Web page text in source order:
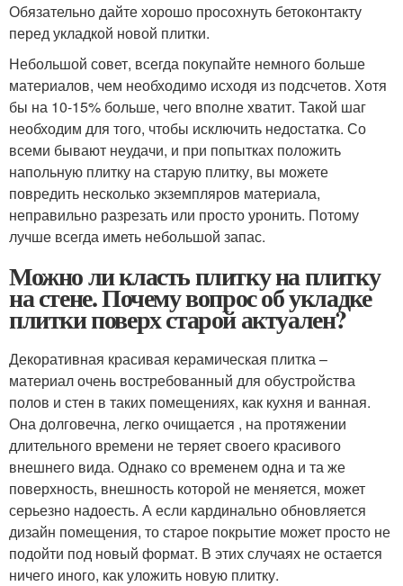
Обязательно дайте хорошо просохнуть бетоконтакту
перед укладкой новой плитки.
Небольшой совет, всегда покупайте немного больше
материалов, чем необходимо исходя из подсчетов. Хотя
бы на 10-15% больше, чего вполне хватит. Такой шаг
необходим для того, чтобы исключить недостатка. Со
всеми бывают неудачи, и при попытках положить
напольную плитку на старую плитку, вы можете
повредить несколько экземпляров материала,
неправильно разрезать или просто уронить. Потому
лучше всегда иметь небольшой запас.
Можно ли класть плитку на плитку
на стене. Почему вопрос об укладке
плитки поверх старой актуален?
Декоративная красивая керамическая плитка –
материал очень востребованный для обустройства
полов и стен в таких помещениях, как кухня и ванная.
Она долговечна, легко очищается , на протяжении
длительного времени не теряет своего красивого
внешнего вида. Однако со временем одна и та же
поверхность, внешность которой не меняется, может
серьезно надоесть. А если кардинально обновляется
дизайн помещения, то старое покрытие может просто не
подойти под новый формат. В этих случаях не остается
ничего иного, как уложить новую плитку.